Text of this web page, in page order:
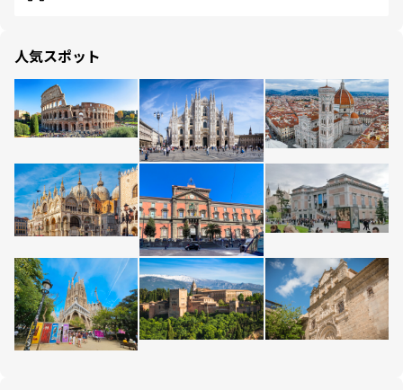
人気スポット